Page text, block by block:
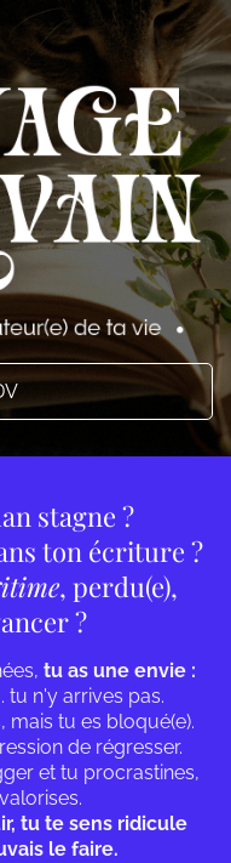
stagne ?
ton écriture ?
, perdu(e),
?
tu as une envie :
tu n'y arrives pas.
mais tu es bloqué(e).
de régresser.
et tu procrastines,
tu te sens ridicule
le faire.